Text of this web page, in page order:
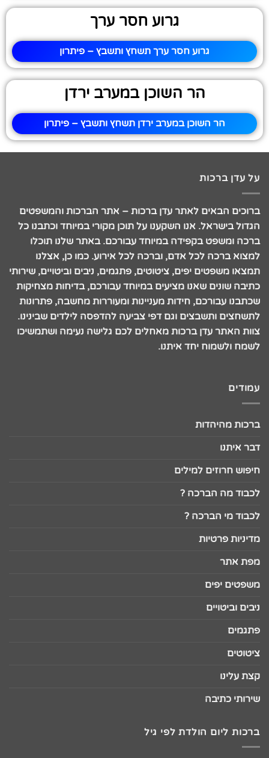
גרוע חסר ערך
גרוע חסר ערך תשחץ ותשבץ – פיתרון
הר השוכן במערב ירדן
הר השוכן במערב ירדן תשחץ ותשבץ – פיתרון
על עדן ברכות
ברוכים הבאים לאתר עדן ברכות – אתר הברכות והמשפטים
הגדול בישראל. אנו השקענו על תוכן מקורי במיוחד וכתבנו כל
ברכה ומשפט בקפידה במיוחד עבורכם. באתר שלנו תוכלו
למצוא ברכה לכל אדם, וברכה לכל אירוע. כמו כן, אצלנו
תמצאו משפטים יפים, ציטוטים, פתגמים, ניבים וביטויים, שירותי
כתיבה שונים שאנו מציעים במיוחד עבורכם, בדיחות מצחיקות
שכתבנו עבורכם, חידות מעניינות ומעוררות מחשבה, פתרונות
לתשחצים ותשבצים וגם דפי צביעה להדפסה לילדים שבינינו.
צוות האתר עדן ברכות מאחלים לכם גלישה נעימה ושתמשיכו
לשמח ולשמוח יחד איתנו.
עמודים
ברכות מהיהדות
דבר איתנו
חיפוש חרוזים למילים
לכבוד מה הברכה ?
לכבוד מי הברכה ?
מדיניות פרטיות
מפת אתר
משפטים יפים
ניבים וביטויים
פתגמים
ציטוטים
קצת עלינו
שירותי כתיבה
ברכות ליום הולדת לפי גיל